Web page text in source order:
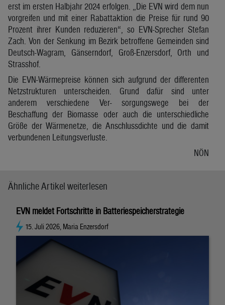
erst im ersten Halbjahr 2024 erfolgen. „Die EVN wird dem nun
vorgreifen und mit einer Rabattaktion die Preise für rund 90
Prozent ihrer Kunden reduzieren“, so EVN-Sprecher Stefan
Zach. Von der Senkung im Bezirk betroffene Gemeinden sind
Deutsch-Wagram, Gänserndorf, Groß-Enzersdorf, Orth und
Strasshof.
Die EVN-Wärmepreise können sich aufgrund der differenten
Netzstrukturen unterscheiden. Grund dafür sind unter
anderem verschiedene Ver- sorgungswege bei der
Beschaffung der Biomasse oder auch die unterschiedliche
Größe der Wärmenetze, die Anschlussdichte und die damit
verbundenen Leitungsverluste.
NÖN
Ähnliche Artikel weiterlesen
EVN meldet Fortschritte in Batteriespeicherstrategie
15. Juli 2026, Maria Enzersdorf